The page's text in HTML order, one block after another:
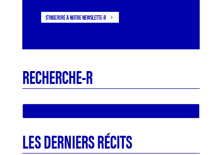
S'INSCRIRE À NOTRE NEWSLETTE-R
RECHERCHE-R
LES DERNIERS RÉCITS